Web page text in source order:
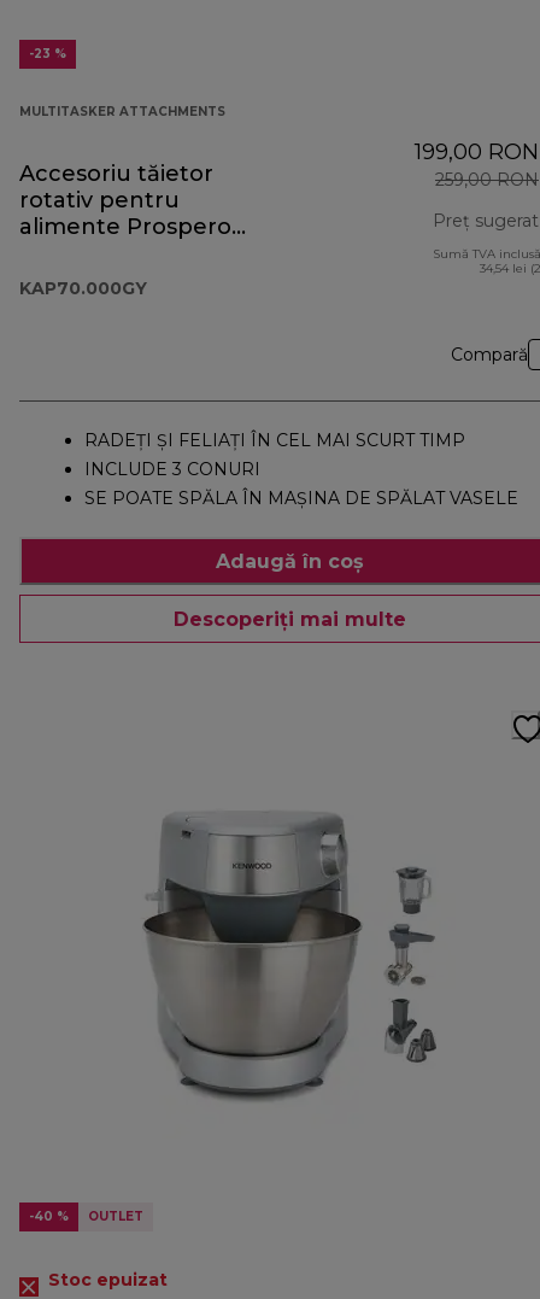
-23 %
MULTITASKER ATTACHMENTS
Accesoriu tăietor
rotativ pentru
alimente Prospero+
KAP70.000GY
199,00 RON
259,00 RON
Preț sugerat
Sumă TVA
34,54 lei
Compară
RADEȚI ȘI FELIAȚI ÎN CEL MAI SCURT TIMP
INCLUDE 3 CONURI
SE POATE SPĂLA ÎN MAȘINA DE SPĂLAT VASELE
Adaugă în coș
Descoperiți mai multe
-40 % OUTLET
Stoc epuizat